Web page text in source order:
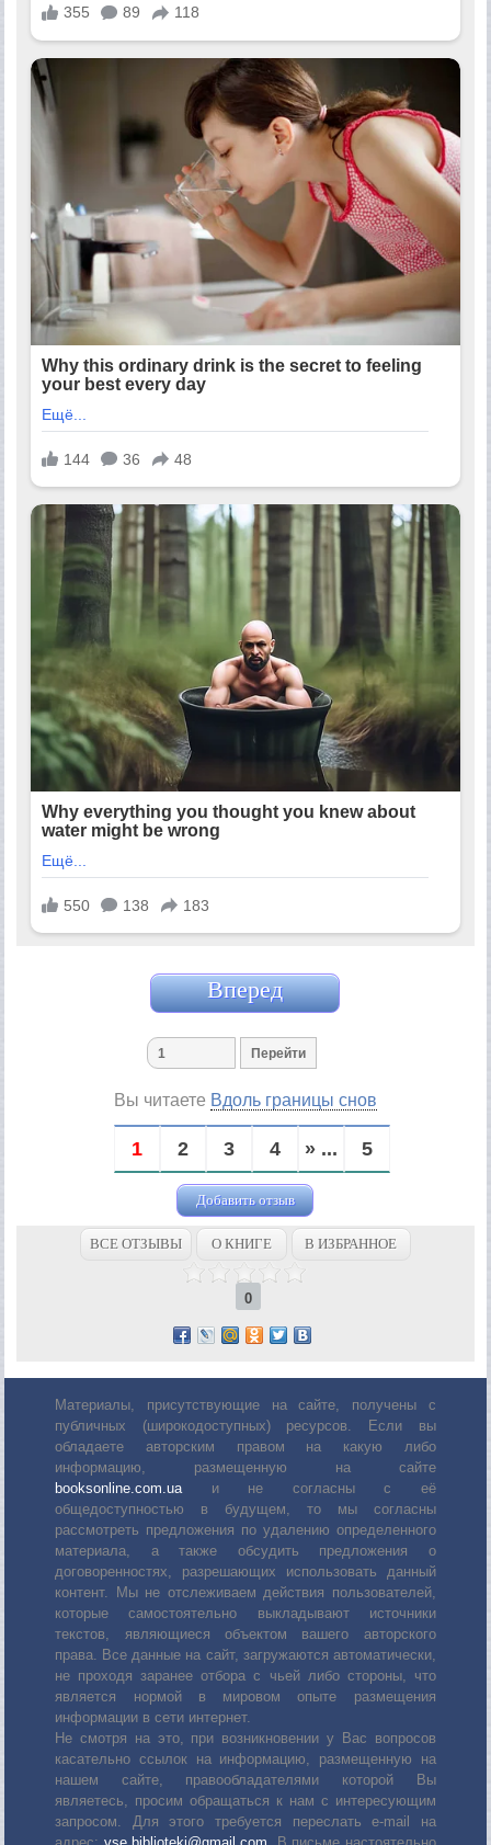
Вперед
Вы читаете Вдоль границы снов
1 2 3 4 » ... 5
Добавить отзыв
ВСЕ ОТЗЫВЫ О КНИГЕ В ИЗБРАННОЕ
0
Материалы, присутствующие на сайте, получены с
публичных (широкодоступных) ресурсов. Если вы
обладаете авторским правом на какую либо
информацию, размещенную на сайте
booksonline.com.uaи не согласны с её
общедоступностью в будущем, то мы согласны
рассмотреть предложения по удалению определенного
материала, а также обсудить предложения о
договоренностях, разрешающих использовать данный
контент. Мы не отслеживаем действия пользователей,
которые самостоятельно выкладывают источники
текстов, являющиеся объектом вашего авторского
права. Все данные на сайт, загружаются автоматически,
не проходя заранее отбора с чьей либо стороны, что
является нормой в мировом опыте размещения
информации в сети интернет.
Не смотря на это, при возникновении у Вас вопросов
касательно ссылок на информацию, размещенную на
нашем сайте, правообладателями которой Вы
являетесь, просим обращаться к нам с интересующим
запросом. Для этого требуется переслать е-mail на